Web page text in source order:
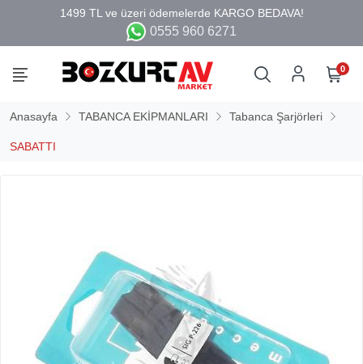
0555 960 6271
0
Anasayfa TABANCA EKİPMANLARI Tabanca Şarjörleri
SABATTI